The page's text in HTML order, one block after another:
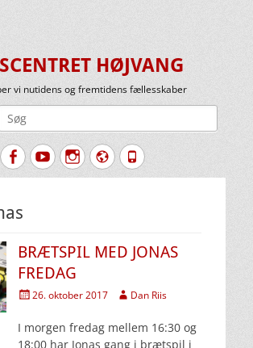
HØJVANG
vi nutidens og fremtidens fællesskaber
FacebookYouTubeInstagram
Website
Tlf.
BRÆTSPIL MED JONAS
FREDAG
Udgivet
26. oktober 2017 Forfatter
Dan Riis
I morgen fredag mellem 16:30 og
18:00 har Jonas gang i brætspil i